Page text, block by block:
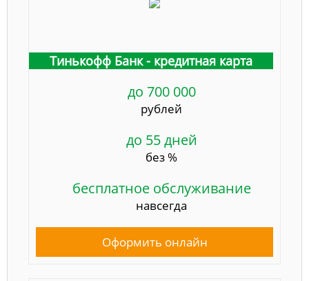
Тинькофф Банк - кредитная карта
до 700 000
рублей
до 55 дней
без %
бесплатное обслуживание
навсегда
Оформить онлайн